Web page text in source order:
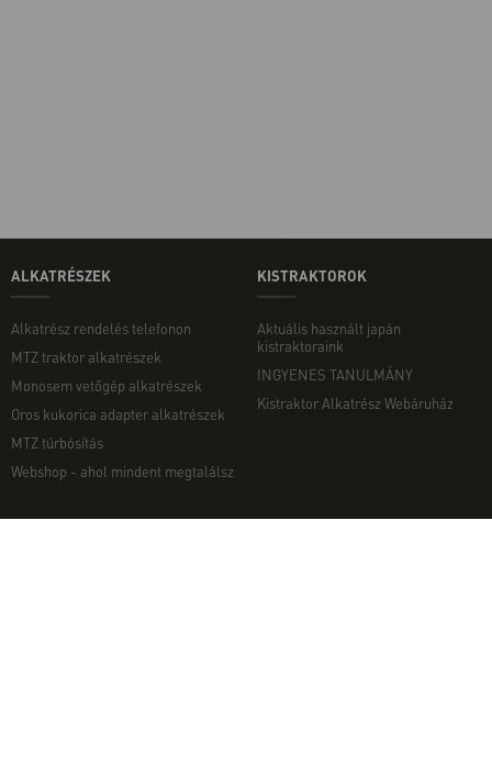
ALKATRÉSZEK
Alkatrész rendelés telefonon
MTZ traktor alkatrészek
Monosem vetőgép alkatrészek
Oros kukorica adapter alkatrészek
MTZ túrbósítás
Webshop - ahol mindent megtalálsz
KISTRAKTOROK
Aktuális használt japán
kistraktoraink
INGYENES TANULMÁNY
Kistraktor Alkatrész Webáruház